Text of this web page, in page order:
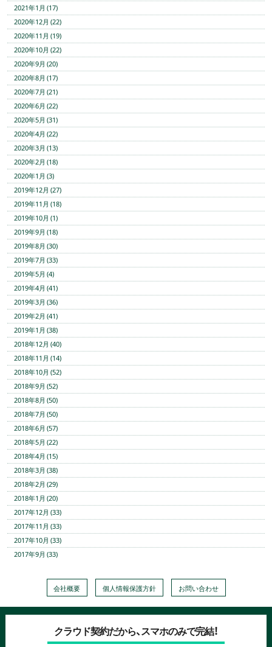
2021年1月 (17)
2020年12月 (22)
2020年11月 (19)
2020年10月 (22)
2020年9月 (20)
2020年8月 (17)
2020年7月 (21)
2020年6月 (22)
2020年5月 (31)
2020年4月 (22)
2020年3月 (13)
2020年2月 (18)
2020年1月 (3)
2019年12月 (27)
2019年11月 (18)
2019年10月 (1)
2019年9月 (18)
2019年8月 (30)
2019年7月 (33)
2019年5月 (4)
2019年4月 (41)
2019年3月 (36)
2019年2月 (41)
2019年1月 (38)
2018年12月 (40)
2018年11月 (14)
2018年10月 (52)
2018年9月 (52)
2018年8月 (50)
2018年7月 (50)
2018年6月 (57)
2018年5月 (22)
2018年4月 (15)
2018年3月 (38)
2018年2月 (29)
2018年1月 (20)
2017年12月 (33)
2017年11月 (33)
2017年10月 (33)
2017年9月 (33)
会社概要 個人情報保護方針 お問い合わせ
クラウド契約だから、スマホのみで完結！